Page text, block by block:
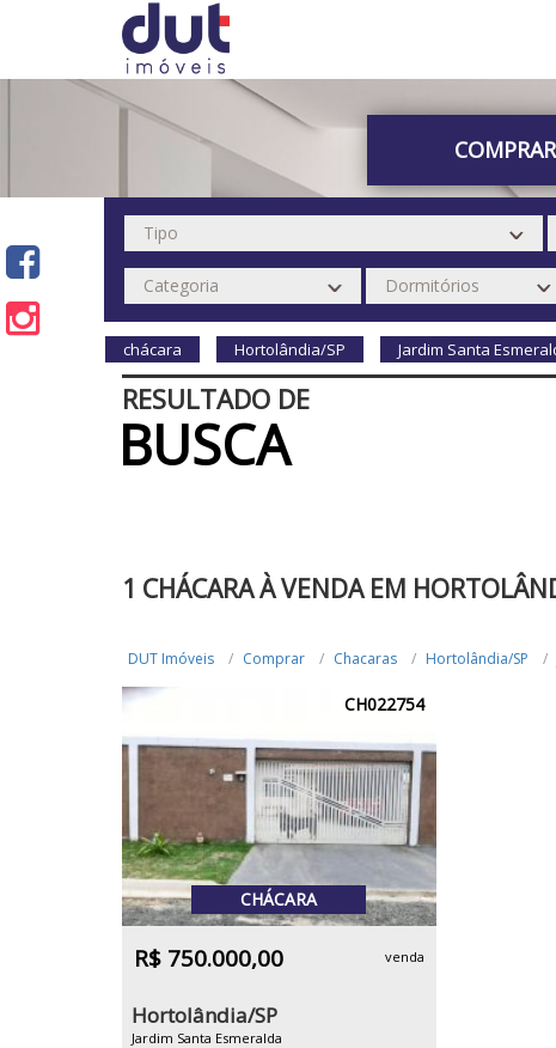
COMPRAR
chácara Hortolândia/SP Jardim Santa
RESULTADO DE
BUSCA
1 CHÁCARA À VENDA EM
DUT Imóveis Comprar Chacaras Hortolândia/SP
CH022754
CHÁCARA
R$ 750.000,00 venda
Hortolândia/SP
Jardim Santa Esmeralda